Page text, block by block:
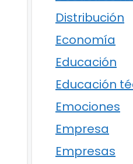
Distribución
Economía
Educación
Educación
Emociones
Empresa
Empresas